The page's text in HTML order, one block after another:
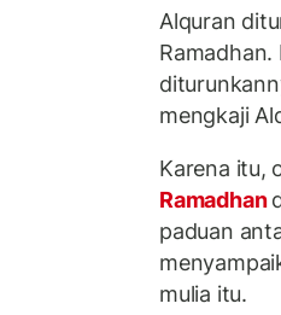
Alquran
mengkaji
Karena itu,
Ramadhan
paduan
mulia itu.